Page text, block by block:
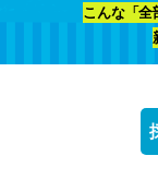
こんな「全